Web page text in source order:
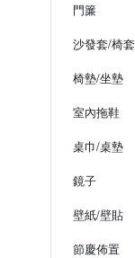
門簾
沙發套/椅套
椅墊/坐墊
室內拖鞋
桌巾/桌墊
鏡子
壁紙/壁貼
節慶佈置